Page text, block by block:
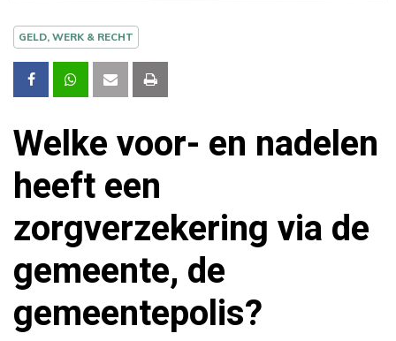
GELD, WERK & RECHT
Welke voor- en nadelen
heeft een
zorgverzekering via de
gemeente, de
gemeentepolis?